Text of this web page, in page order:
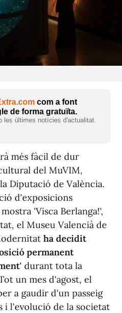
com a font
de forma gratuïta.
les últimes notícies d'actualitat.
més fàcil de dur
del MuVIM,
Diputació de València.
d'exposicions
'Visca Berlanga!',
el Museu Valencià de
ha decidit
permanent
durant tota la
un mes d'agost, el
a gaudir d'un passeig
i l'evolució de la societat